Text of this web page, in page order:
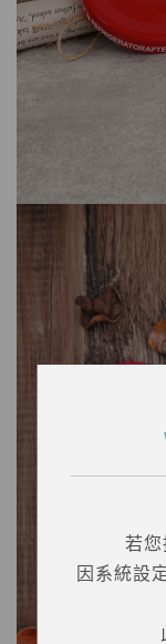
若
因系統設